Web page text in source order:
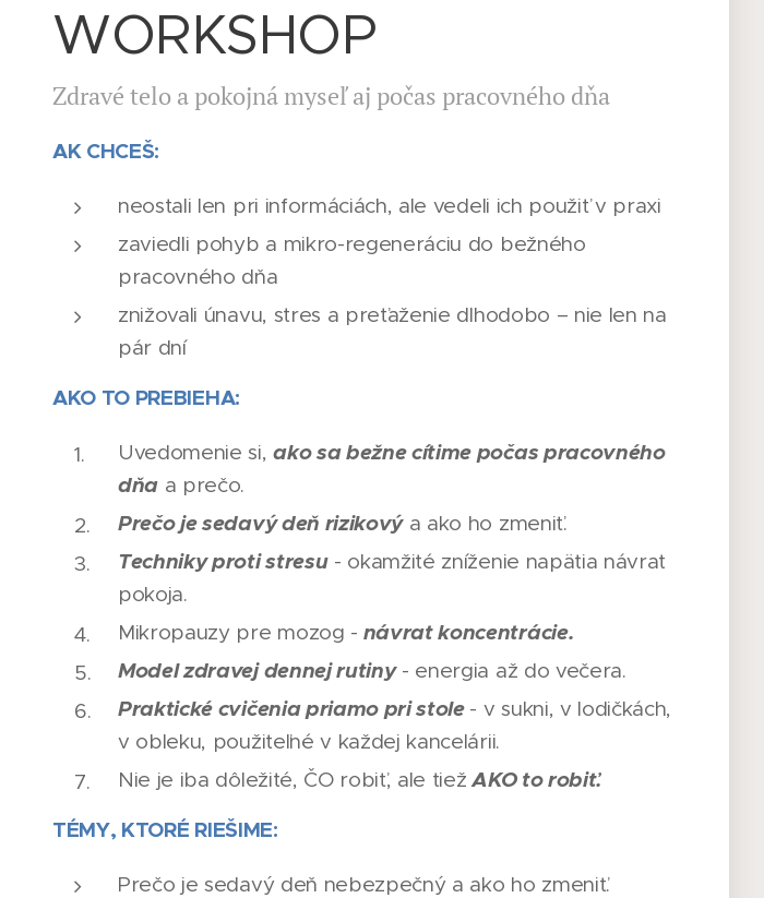
WORKSHOP
Zdravé telo a pokojná myseľ aj počas pracovného dňa
AK CHCEŠ:
neostali len pri informáciách, ale vedeli ich použiť v praxi
zaviedli pohyb a mikro-regeneráciu do bežného
pracovného dňa
znižovali únavu, stres a preťaženie dlhodobo – nie len na
pár dní
AKO TO PREBIEHA:
Uvedomenie si,ako sa bežne cítime počas pracovného
dňa a prečo.
Prečo je sedavý deň rizikovýa ako ho zmeniť.
Techniky proti stresu- okamžité zníženie napätia návrat
pokoja.
Mikropauzy pre mozog - návrat koncentrácie.
Model zdravej dennej rutiny- energia až do večera.
Praktické cvičenia priamo pri stole - v sukni, v lodičkách,
v obleku, použiteľné v každej kancelárii.
Nie je iba dôležité, ČO robiť, ale tiežAKO to robiť.
TÉMY, KTORÉ RIEŠIME:
Prečo je sedavý deň nebezpečný a ako ho zmeniť.